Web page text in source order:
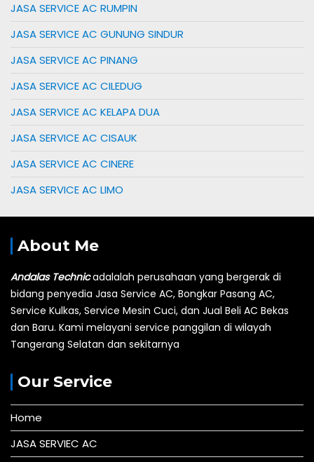
JASA SERVICE AC RUMPIN
JASA SERVICE AC GUNUNG SINDUR
JASA SERVICE AC PINANG
JASA SERVICE AC CILEDUG
JASA SERVICE AC KELAPA DUA
JASA SERVICE AC CISAUK
JASA SERVICE AC CINERE
JASA SERVICE AC LIMO
About Me
Andalas Technicadalalah perusahaan yang bergerak di
bidang penyedia Jasa Service AC, Bongkar Pasang AC,
Service Kulkas, Service Mesin Cuci, dan Jual Beli AC Bekas
dan Baru. Kami melayani service panggilan di wilayah
Tangerang Selatan dan sekitarnya
Our Service
Home
JASA SERVIEC AC